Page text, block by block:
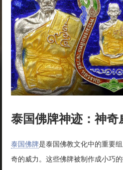
泰国佛牌神迹：神奇
泰国佛牌是泰国佛教文化中的重要
奇的威力。这些佛牌被制作成小巧